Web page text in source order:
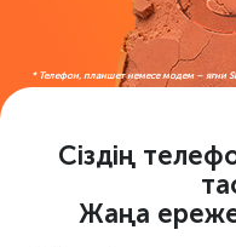
* Телефон, планшет немесе модем – яғни
Сіздің
Жаңа